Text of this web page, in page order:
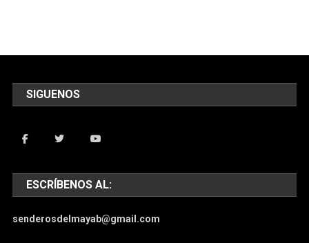
SIGUENOS
ESCRÍBENOS AL:
senderosdelmayab@gmail.com